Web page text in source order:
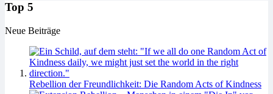
Top 5
Neue Beiträge
Rebellion der Freundlichkeit: Die Random Acts of Kindness